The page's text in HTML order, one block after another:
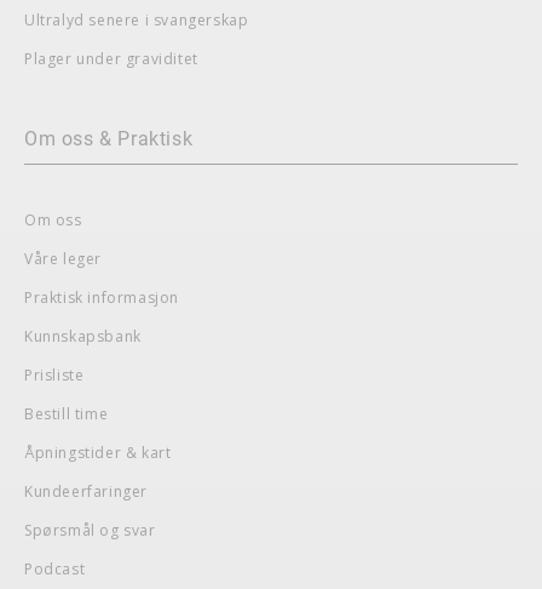
Ultralyd senere i svangerskap
Plager under graviditet
Om oss & Praktisk
Om oss
Våre leger
Praktisk informasjon
Kunnskapsbank
Prisliste
Bestill time
Åpningstider & kart
Kundeerfaringer
Spørsmål og svar
Podcast